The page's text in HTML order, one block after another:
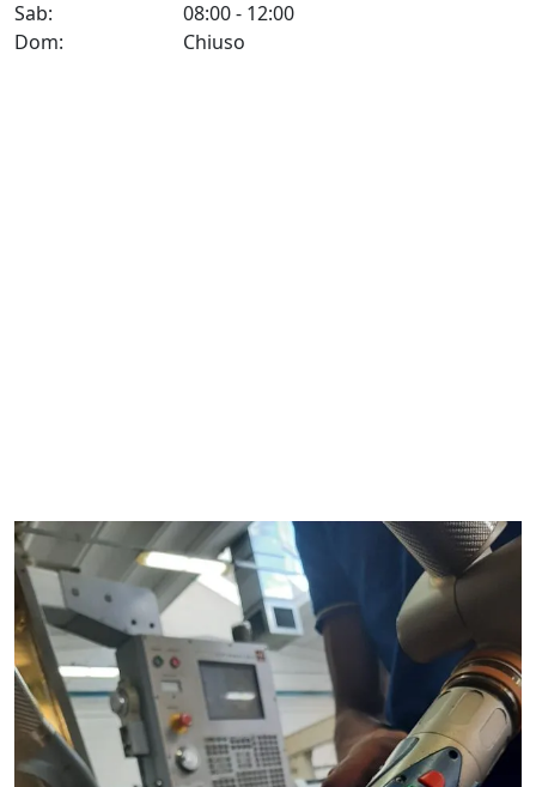
Sab:
08:00 - 12:00
Dom:
Chiuso